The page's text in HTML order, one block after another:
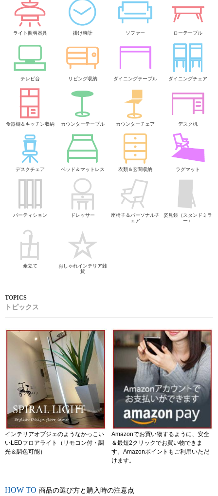
ライト照明器具 掛け時計 ソファー ローテーブル
テレビ台 リビング収納 ダイニングテーブル ダイニングチェア
食器棚＆キッチン収納 カウンターテーブル カウンターチェア デスク机
デスクチェア ベッド＆マットレス 衣類＆玄関収納 ラグマット
パーティション ドレッサー
座椅子＆パーソナルチ
ェア
姿見鏡（スタンドミラ
ー）
傘立て
おしゃれインテリア雑
貨
トピックス
インテリアオブジェのようなかっこい
いLEDフロアライト（リモコン付・調
光＆調色可能）
Amazonでお買い物するように、安全
＆最短2クリックでお買い物できま
す。Amazonポイントもご利用いただ
けます。
商品の選び方と購入時の注意点